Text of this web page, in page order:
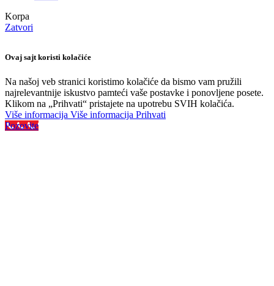
Korpa
Zatvori
Ovaj sajt koristi kolačiće
Na našoj veb stranici koristimo kolačiće da bismo vam pružili
najrelevantnije iskustvo pamteći vaše postavke i ponovljene posete.
Klikom na „Prihvati“ pristajete na upotrebu SVIH kolačića.
Više informacija Više informacija Prihvati
Pozovite